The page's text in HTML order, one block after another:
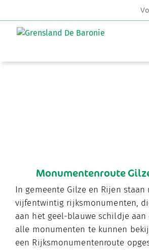
Monumentenroute
In gemeente Gilze en Rijen
vijfentwintig rijksmonumenten,
aan het geel-blauwe schildje aan
alle monumenten te kunnen
een Rijksmonumentenroute